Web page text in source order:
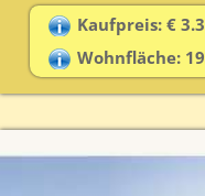
Kaufpreis: €
Wohnfläche: